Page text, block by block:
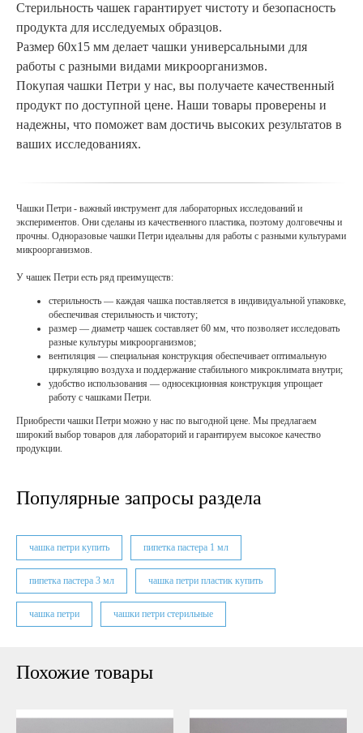
Стерильность чашек гарантирует чистоту и безопасность
продукта для исследуемых образцов.
Размер 60х15 мм делает чашки универсальными для
работы с разными видами микроорганизмов.
Покупая чашки Петри у нас, вы получаете качественный
продукт по доступной цене. Наши товары проверены и
надежны, что поможет вам достичь высоких результатов в
ваших исследованиях.
Чашки Петри - важный инструмент для лабораторных исследований и
экспериментов. Они сделаны из качественного пластика, поэтому долговечны и
прочны. Одноразовые чашки Петри идеальны для работы с разными культурами
микроорганизмов.
У чашек Петри есть ряд преимуществ:
стерильность — каждая чашка поставляется в индивидуальной упаковке,
обеспечивая стерильность и чистоту;
размер — диаметр чашек составляет 60 мм, что позволяет исследовать
разные культуры микроорганизмов;
вентиляция — специальная конструкция обеспечивает оптимальную
циркуляцию воздуха и поддержание стабильного микроклимата внутри;
удобство использования — односекционная конструкция упрощает
работу с чашками Петри.
Приобрести чашки Петри можно у нас по выгодной цене. Мы предлагаем
широкий выбор товаров для лабораторий и гарантируем высокое качество
продукции.
Популярные запросы раздела
чашка петри купить пипетка пастера 1 мл
пипетка пастера 3 мл чашка петри пластик купить
чашка петри чашки петри стерильные
Похожие товары